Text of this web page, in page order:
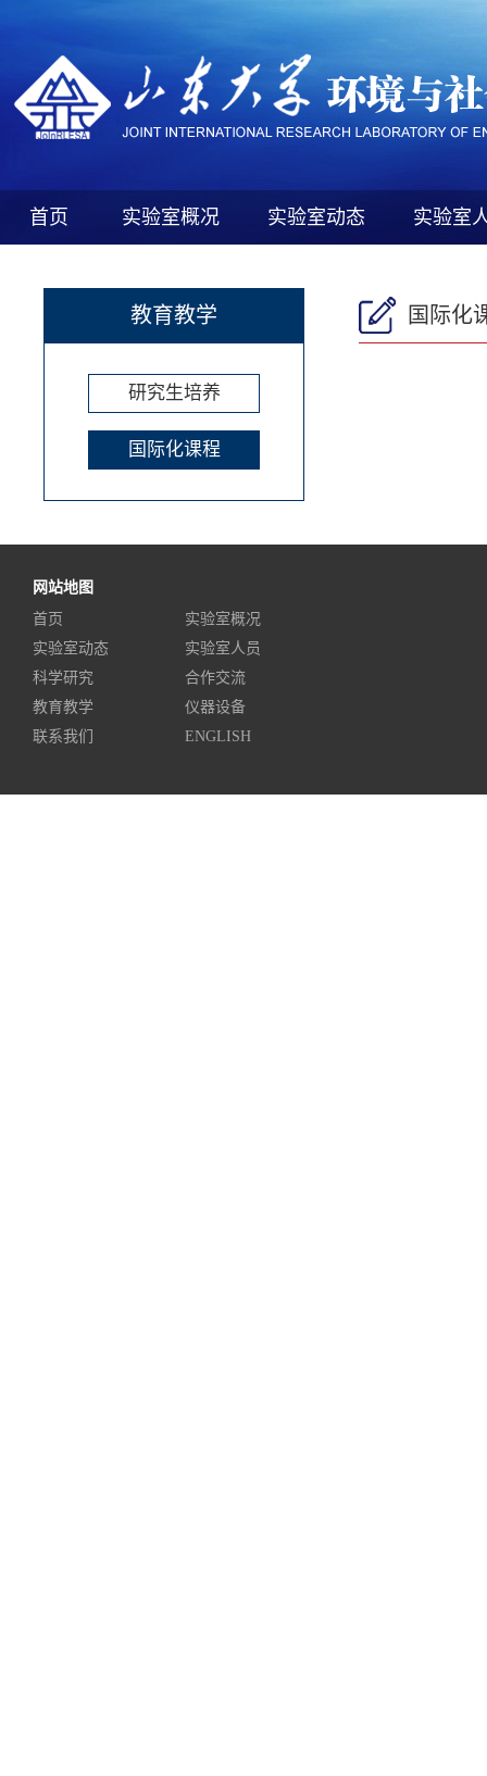
首页 实验室概况 实验室动态 实验室
教育教学
研究生培养
国际化课程
国际化
网站地图
首页
实验室概况
实验室动态
实验室人员
科学研究
合作交流
教育教学
仪器设备
联系我们
ENGLISH